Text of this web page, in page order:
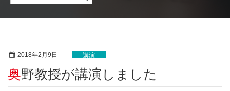
2018年2月9日 講演
奥野教授が講演しました